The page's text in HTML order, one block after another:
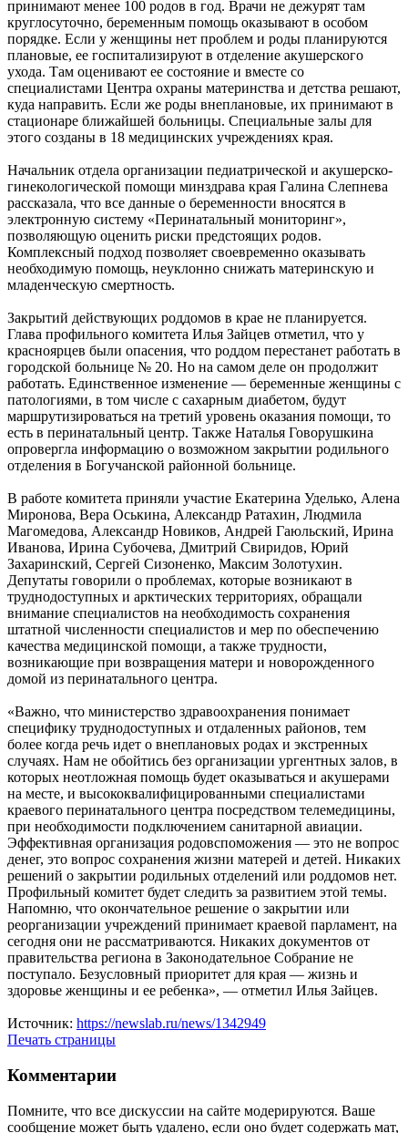
принимают менее 100 родов в год. Врачи не дежурят там
круглосуточно, беременным помощь оказывают в особом
порядке. Если у женщины нет проблем и роды планируются
плановые, ее госпитализируют в отделение акушерского
ухода. Там оценивают ее состояние и вместе со
специалистами Центра охраны материнства и детства решают,
куда направить. Если же роды внеплановые, их принимают в
стационаре ближайшей больницы. Специальные залы для
этого созданы в 18 медицинских учреждениях края.
Начальник отдела организации педиатрической и акушерско-
гинекологической помощи минздрава края Галина Слепнева
рассказала, что все данные о беременности вносятся в
электронную систему «Перинатальный мониторинг»,
позволяющую оценить риски предстоящих родов.
Комплексный подход позволяет своевременно оказывать
необходимую помощь, неуклонно снижать материнскую и
младенческую смертность.
Закрытий действующих роддомов в крае не планируется.
Глава профильного комитета Илья Зайцев отметил, что у
красноярцев были опасения, что роддом перестанет работать в
городской больнице № 20. Но на самом деле он продолжит
работать. Единственное изменение — беременные женщины с
патологиями, в том числе с сахарным диабетом, будут
маршрутизироваться на третий уровень оказания помощи, то
есть в перинатальный центр. Также Наталья Говорушкина
опровергла информацию о возможном закрытии родильного
отделения в Богучанской районной больнице.
В работе комитета приняли участие Екатерина Уделько, Алена
Миронова, Вера Оськина, Александр Ратахин, Людмила
Магомедова, Александр Новиков, Андрей Гаюльский, Ирина
Иванова, Ирина Субочева, Дмитрий Свиридов, Юрий
Захаринский, Сергей Сизоненко, Максим Золотухин.
Депутаты говорили о проблемах, которые возникают в
труднодоступных и арктических территориях, обращали
внимание специалистов на необходимость сохранения
штатной численности специалистов и мер по обеспечению
качества медицинской помощи, а также трудности,
возникающие при возвращения матери и новорожденного
домой из перинатального центра.
«Важно, что министерство здравоохранения понимает
специфику труднодоступных и отдаленных районов, тем
более когда речь идет о внеплановых родах и экстренных
случаях. Нам не обойтись без организации ургентных залов, в
которых неотложная помощь будет оказываться и акушерами
на месте, и высококвалифицированными специалистами
краевого перинатального центра посредством телемедицины,
при необходимости подключением санитарной авиации.
Эффективная организация родовспоможения — это не вопрос
денег, это вопрос сохранения жизни матерей и детей. Никаких
решений о закрытии родильных отделений или роддомов нет.
Профильный комитет будет следить за развитием этой темы.
Напомню, что окончательное решение о закрытии или
реорганизации учреждений принимает краевой парламент, на
сегодня они не рассматриваются. Никаких документов от
правительства региона в Законодательное Собрание не
поступало. Безусловный приоритет для края — жизнь и
здоровье женщины и ее ребенка», — отметил Илья Зайцев.
Источник: https://newslab.ru/news/1342949
Печать страницы
Комментарии
Помните, что все дискуссии на сайте модерируются. Ваше
сообщение может быть удалено, если оно будет содержать мат,